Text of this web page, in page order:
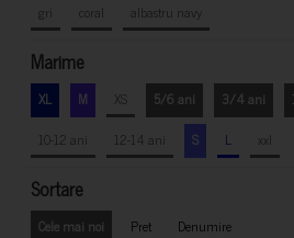
gri
coral albastru navy
Marime
XL M XS 5/6 ani 3/4 ani
10-12 ani
12-14 ani S L xxl
Sortare
Cele mai noi Pret Denumire